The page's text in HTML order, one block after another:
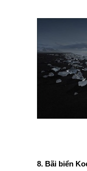
8. Bãi biển